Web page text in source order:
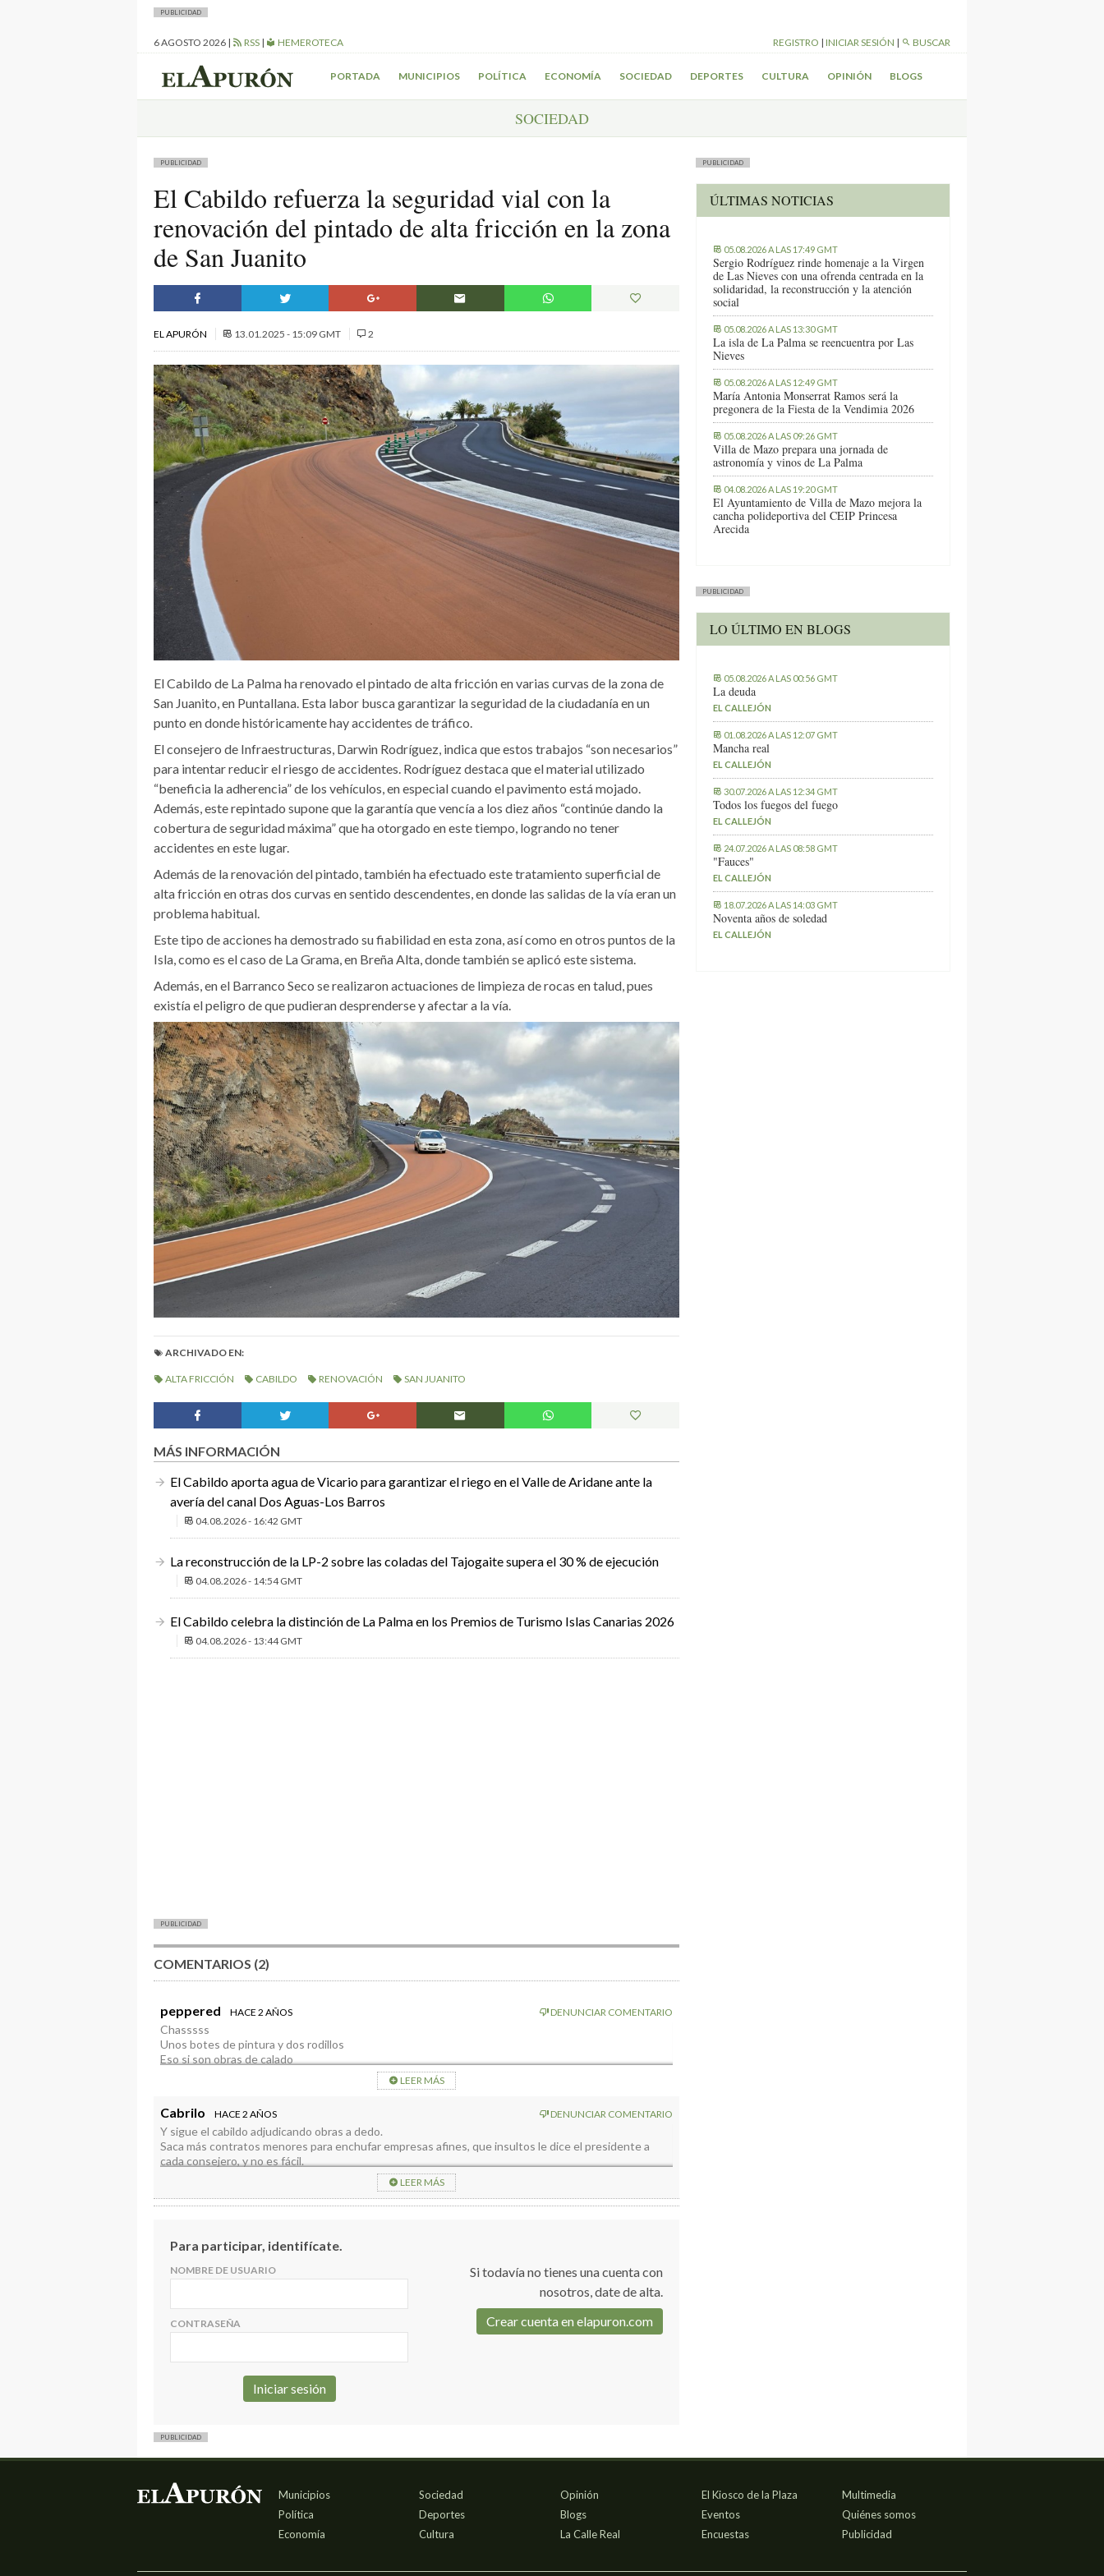
PUBLICIDAD
6 AGOSTO 2026 | RSS | HEMEROTECA REGISTRO | INICIAR SESIÓN | BUSCAR
PORTADA MUNICIPIOS POLÍTICA ECONOMÍA SOCIEDAD DEPORTES CULTURA OPINIÓN BLOGS
SOCIEDAD
PUBLICIDAD
El Cabildo refuerza la seguridad vial con la
renovación del pintado de alta fricción en la zona
de San Juanito
EL APURÓN 13.01.2025 - 15:09 GMT 2
El Cabildo de La Palma ha renovado el pintado de alta fricción en varias curvas de la zona de
San Juanito, en Puntallana. Esta labor busca garantizar la seguridad de la ciudadanía en un
punto en donde históricamente hay accidentes de tráfico.
El consejero de Infraestructuras, Darwin Rodríguez, indica que estos trabajos “son necesarios”
para intentar reducir el riesgo de accidentes. Rodríguez destaca que el material utilizado
“beneficia la adherencia” de los vehículos, en especial cuando el pavimento está mojado.
Además, este repintado supone que la garantía que vencía a los diez años “continúe dando la
cobertura de seguridad máxima” que ha otorgado en este tiempo, logrando no tener
accidentes en este lugar.
Además de la renovación del pintado, también ha efectuado este tratamiento superficial de
alta fricción en otras dos curvas en sentido descendentes, en donde las salidas de la vía eran un
problema habitual.
Este tipo de acciones ha demostrado su fiabilidad en esta zona, así como en otros puntos de la
Isla, como es el caso de La Grama, en Breña Alta, donde también se aplicó este sistema.
Además, en el Barranco Seco se realizaron actuaciones de limpieza de rocas en talud, pues
existía el peligro de que pudieran desprenderse y afectar a la vía.
ARCHIVADO EN:
ALTA FRICCIÓN CABILDO RENOVACIÓN SAN JUANITO
MÁS INFORMACIÓN
El Cabildo aporta agua de Vicario para garantizar el riego en el Valle de Aridane ante la
avería del canal Dos Aguas-Los Barros
04.08.2026 - 16:42 GMT
La reconstrucción de la LP-2 sobre las coladas del Tajogaite supera el 30 % de ejecución
04.08.2026 - 14:54 GMT
El Cabildo celebra la distinción de La Palma en los Premios de Turismo Islas Canarias 2026
04.08.2026 - 13:44 GMT
PUBLICIDAD
COMENTARIOS (2)
peppered HACE 2 AÑOS DENUNCIAR COMENTARIO
Chasssss
Unos botes de pintura y dos rodillos
Eso si son obras de calado
LEER MÁS
Cabrilo HACE 2 AÑOS DENUNCIAR COMENTARIO
Y sigue el cabildo adjudicando obras a dedo.
Saca más contratos menores para enchufar empresas afines, que insultos le dice el presidente a
cada consejero, y no es fácil.
LEER MÁS
Para participar, identifícate.
NOMBRE DE USUARIO
CONTRASEÑA
Si todavía no tienes una cuenta con
nosotros, date de alta.
Crear cuenta en elapuron.com
PUBLICIDAD
ÚLTIMAS NOTICIAS
05.08.2026 A LAS 17:49 GMT
Sergio Rodríguez rinde homenaje a la Virgen
de Las Nieves con una ofrenda centrada en la
solidaridad, la reconstrucción y la atención
social
05.08.2026 A LAS 13:30 GMT
La isla de La Palma se reencuentra por Las
Nieves
05.08.2026 A LAS 12:49 GMT
María Antonia Monserrat Ramos será la
pregonera de la Fiesta de la Vendimia 2026
05.08.2026 A LAS 09:26 GMT
Villa de Mazo prepara una jornada de
astronomía y vinos de La Palma
04.08.2026 A LAS 19:20 GMT
El Ayuntamiento de Villa de Mazo mejora la
cancha polideportiva del CEIP Princesa
Arecida
PUBLICIDAD
LO ÚLTIMO EN BLOGS
05.08.2026 A LAS 00:56 GMT
La deuda
EL CALLEJÓN
01.08.2026 A LAS 12:07 GMT
Mancha real
EL CALLEJÓN
30.07.2026 A LAS 12:34 GMT
Todos los fuegos del fuego
EL CALLEJÓN
24.07.2026 A LAS 08:58 GMT
"Fauces"
EL CALLEJÓN
18.07.2026 A LAS 14:03 GMT
Noventa años de soledad
EL CALLEJÓN
PUBLICIDAD
Municipios
Política
Economía
Sociedad
Deportes
Cultura
Opinión
Blogs
La Calle Real
El Kiosco de la Plaza
Eventos
Encuestas
Multimedia
Quiénes somos
Publicidad